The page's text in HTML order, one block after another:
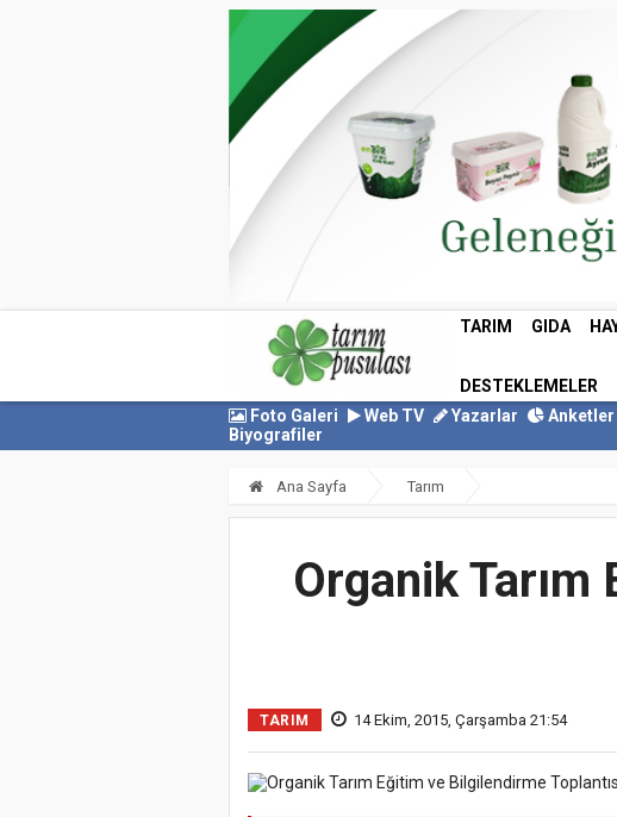
TARIM GIDA
DESTEKLEMELER
Foto Galeri
Web TV Yazarlar Anketler
Biyografiler
Ana Sayfa Tarım
Organik Tarım
TARIM 14 Ekim, 2015, Çarşamba 21:54